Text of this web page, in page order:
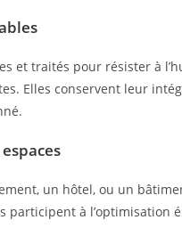
et traités pour résister à
Elles conservent leur
un hôtel, ou un
participent à